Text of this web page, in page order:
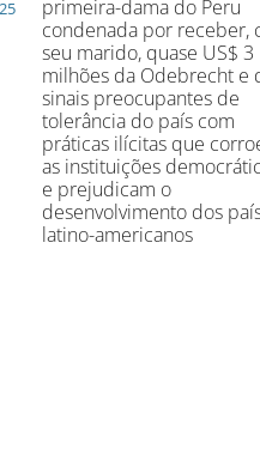
primeira-dama do Peru
condenada por receber,
seu marido, quase US$ 3
milhões da Odebrecht e
sinais preocupantes de
tolerância do país com
práticas ilícitas que
as instituições
e prejudicam o
desenvolvimento dos
latino-americanos